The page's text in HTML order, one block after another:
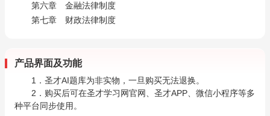
第六章 金融法律制度
第七章 财政法律制度
产品界面及功能
1．圣才AI题库为非实物，一旦购买无法退换。
2．购买后可在圣才学习网官网、圣才APP、微信小程序等多
种平台同步使用。